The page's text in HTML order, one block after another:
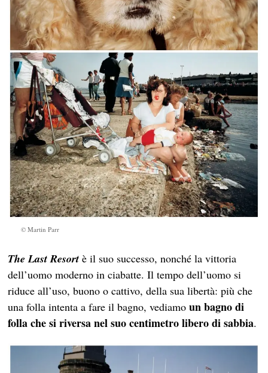
© Martin Parr
The Last Resort è il suo successo, nonché la vittoria
dell’uomo moderno in ciabatte. Il tempo dell’uomo si
riduce all’uso, buono o cattivo, della sua libertà: più che
una folla intenta a fare il bagno, vediamoun bagno di
folla che si riversa nel suo centimetro libero di sabbia.